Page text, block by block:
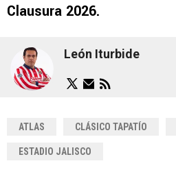
Clausura 2026.
León Iturbide
ATLAS CLÁSICO TAPATÍO
ESTADIO JALISCO